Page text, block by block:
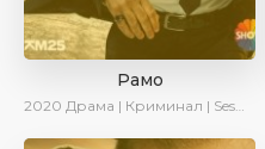
Рамо
2020 Драма | Криминал | SesDizi | Ирина Котова